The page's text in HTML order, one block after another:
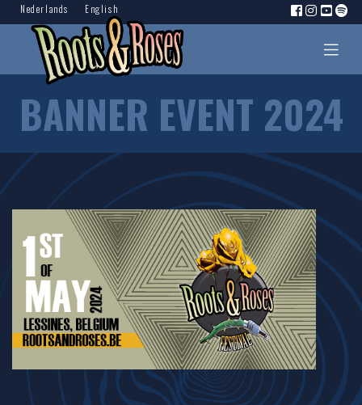
Nederlands English
BANNER EVENT 2024